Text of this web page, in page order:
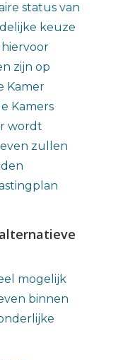
status van
keuze
zijn op
Kamer
Kamers
wordt
zullen
mogelijk
binnen